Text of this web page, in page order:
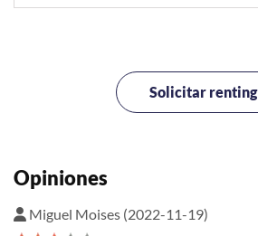
Solicitar renting
Opiniones
Miguel Moises (2022-11-19)